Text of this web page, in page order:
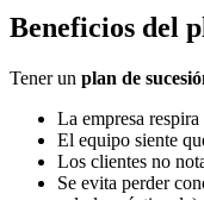
Beneficios del
Tener un plan de
La empresa
El equipo siente
Los clientes no
Se evita perder